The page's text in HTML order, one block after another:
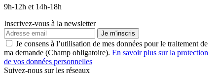
9h-12h et 14h-18h
Inscrivez-vous à la newsletter
Je m'inscris
Je consens à l’utilisation de mes données pour le traitement de
ma demande (Champ obligatoire). En savoir plus sur la protection
de vos données personnelles
Suivez-nous sur les réseaux